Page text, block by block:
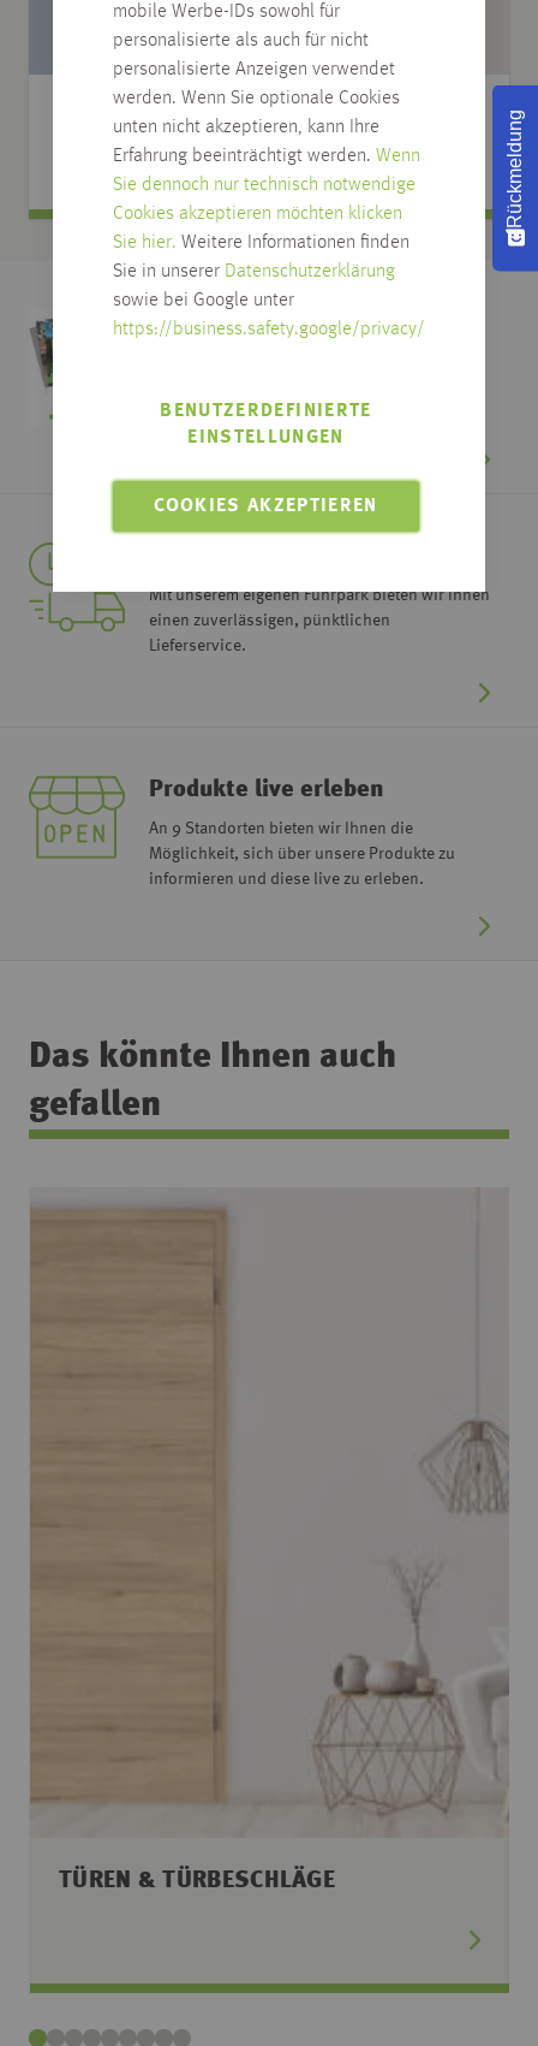
mobile Werbe-IDs sowohl für
personalisierte als auch für nicht
personalisierte Anzeigen verwendet
werden. Wenn Sie optionale Cookies
unten nicht akzeptieren, kann Ihre
Erfahrung beeinträchtigt werden. Wenn
Sie dennoch nur technisch notwendige
Cookies akzeptieren möchten klicken
Sie hier. Weitere Informationen finden
Sie in unserer Datenschutzerklärung
sowie bei Google unter
https://business.safety.google/privacy/
COOKIES AKZEPTIEREN
BENUTZERDEFINIERTE
EINSTELLUNGEN
HARTGIPSKARTON PLATTEN
Kataloge
Mit unserem eigenen Fuhrpark bieten wir Ihnen
einen zuverlässigen, pünktlichen
Lieferservice.
Produkte live erleben
An 9 Standorten bieten wir Ihnen die
Möglichkeit, sich über unsere Produkte zu
informieren und diese live zu erleben.
Das könnte Ihnen auch
gefallen
TÜREN & TÜRBESCHLÄGE
Rückmeldung